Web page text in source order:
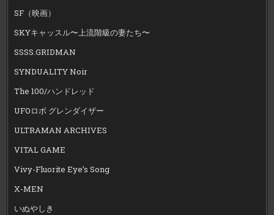
SF（映画）
SKYキャッスル〜上流階級の妻たち〜
SSSS.GRIDMAN
SYNDUALITY Noir
The 100/ハンドレッド
UFOロボ グレンダイザー
ULTRAMAN ARCHIVES
VITAL GAME
Vivy-Fluorite Eye’s Song
X-MEN
いぬやしき